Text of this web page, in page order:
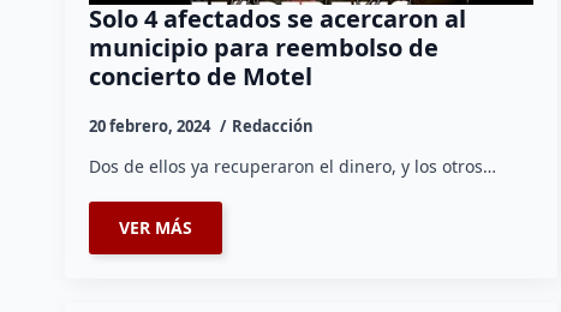
Solo 4 afectados se acercaron al
municipio para reembolso de
concierto de Motel
20 febrero, 2024 Redacción
Dos de ellos ya recuperaron el dinero, y los otros…
VER MÁS